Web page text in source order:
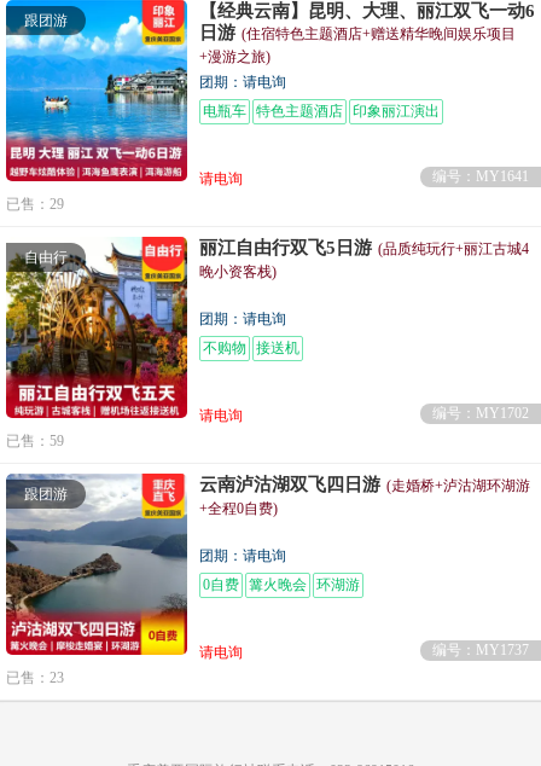
跟团游
【经典云南】昆明、大理、丽江双飞一动6
日游 (住宿特色主题酒店+赠送精华晚间娱乐项目
+漫游之旅)
团期：请电询
电瓶车 特色主题酒店 印象丽江演出
请电询
编号：MY1641
已售：29
自由行 丽江自由行双飞5日游 (品质纯玩行+丽江古城4
晚小资客栈)
团期：请电询
不购物
接送机
请电询
编号：MY1702
已售：59
跟团游 云南泸沽湖双飞四日游 (走婚桥+泸沽湖环湖游
+全程0自费)
团期：请电询
0自费 篝火晚会 环湖游
请电询
编号：MY1737
已售：23